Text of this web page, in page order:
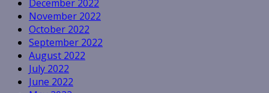
December 2022
November 2022
October 2022
September 2022
August 2022
July 2022
June 2022